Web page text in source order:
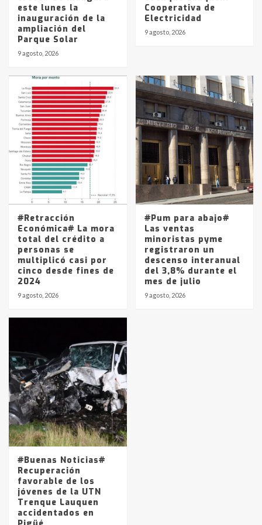
este lunes la
inauguración de la
ampliación del
Parque Solar
9 agosto, 2026
Cooperativa de
Electricidad
9 agosto, 2026
#Retracción
Económica# La mora
total del crédito a
personas se
multiplicó casi por
cinco desde fines de
2024
9 agosto, 2026
#Pum para abajo#
Las ventas
minoristas pyme
registraron un
descenso interanual
del 3,8% durante el
mes de julio
9 agosto, 2026
#Buenas Noticias#
Recuperación
favorable de los
jóvenes de la UTN
Trenque Lauquen
accidentados en